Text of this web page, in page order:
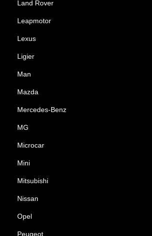
Land Rover
Leapmotor
Lexus
Ligier
Man
Mazda
Mercedes-Benz
MG
Microcar
Mini
Mitsubishi
Nissan
Opel
Peugeot